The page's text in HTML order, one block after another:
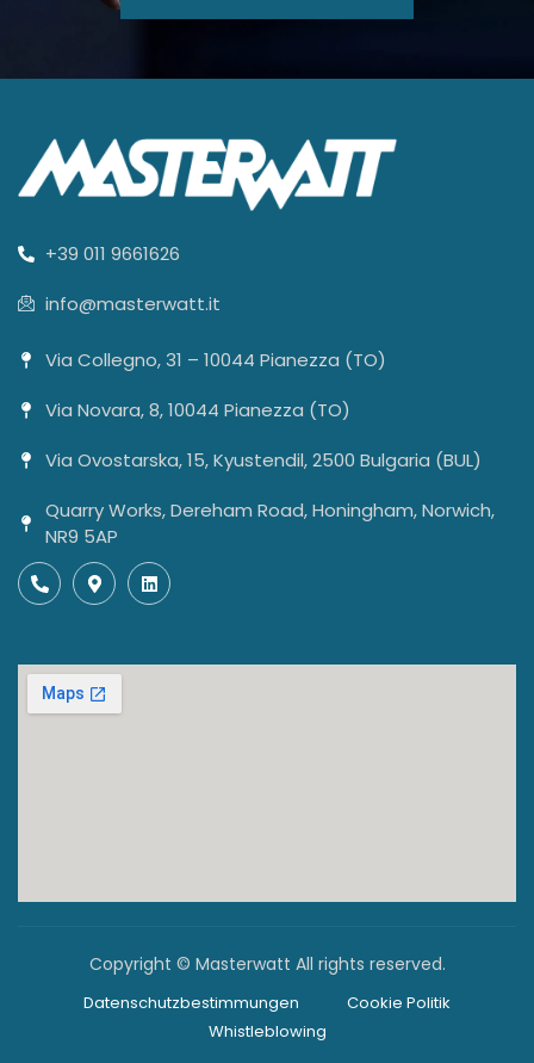
+39 011 9661626
info@masterwatt.it
Via Collegno, 31 – 10044 Pianezza (TO)
Via Novara, 8, 10044 Pianezza (TO)
Via Ovostarska, 15, Kyustendil, 2500 Bulgaria (BUL)
Quarry Works, Dereham Road, Honingham, Norwich,
NR9 5AP
Copyright © Masterwatt All rights reserved.
Datenschutzbestimmungen
Cookie Politik
Whistleblowing